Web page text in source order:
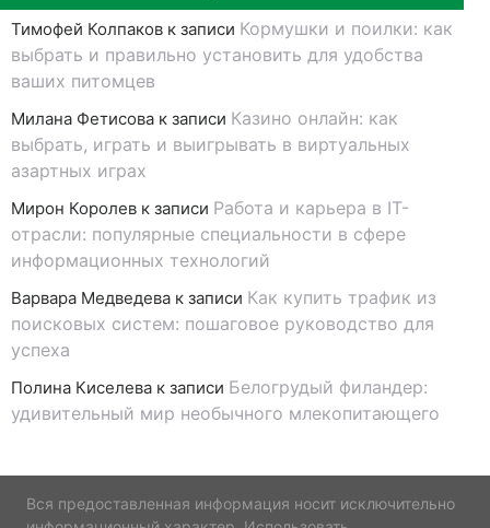
Тимофей Колпаков к записи Кормушки и поилки: как
выбрать и правильно установить для удобства
ваших питомцев
Милана Фетисова к записи Казино онлайн: как
выбрать, играть и выигрывать в виртуальных
азартных играх
Мирон Королев к записи Работа и карьера в IT-
отрасли: популярные специальности в сфере
информационных технологий
Варвара Медведева к записи Как купить трафик из
поисковых систем: пошаговое руководство для
успеха
Полина Киселева к записи Белогрудый филандер:
удивительный мир необычного млекопитающего
Вся предоставленная информация носит исключительно